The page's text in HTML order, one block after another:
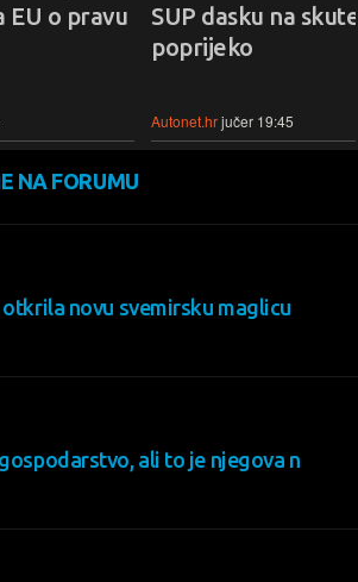
EU o pravu
SUP dasku na
poprijeko
Autonet.hrjučer 19:45
NA FORUMU
novu svemirsku maglicu
ali to je njegova n